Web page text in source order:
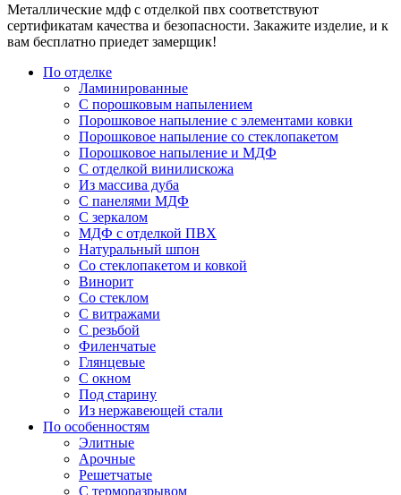
Металлические мдф с отделкой пвх соответствуют
сертификатам качества и безопасности. Закажите изделие, и к
вам бесплатно приедет замерщик!
По отделке
Ламинированные
С порошковым напылением
Порошковое напыление с элементами ковки
Порошковое напыление со стеклопакетом
Порошковое напыление и МДФ
С отделкой винилискожа
Из массива дуба
С панелями МДФ
С зеркалом
МДФ с отделкой ПВХ
Натуральный шпон
Со стеклопакетом и ковкой
Винорит
Со стеклом
С витражами
С резьбой
Филенчатые
Глянцевые
С окном
Под старину
Из нержавеющей стали
По особенностям
Элитные
Арочные
Решетчатые
С терморазрывом